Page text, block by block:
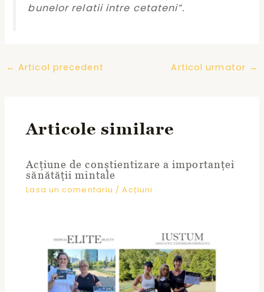
bunelor relatii intre cetateni”.
Post
← Articol precedent Articol urmator →
Articole similare
Acțiune de conștientizare a importanței
sănătății mintale
Lasa un comentariu /Acțiuni